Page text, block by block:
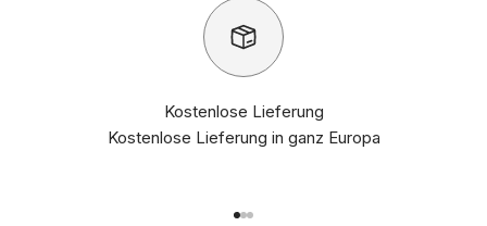
Kostenlose Lieferung
Kostenlose Lieferung in ganz Europa